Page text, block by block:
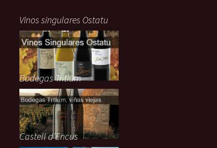
Vinos singulares Ostatu
Bodegas Tritium
Castell d’Encus